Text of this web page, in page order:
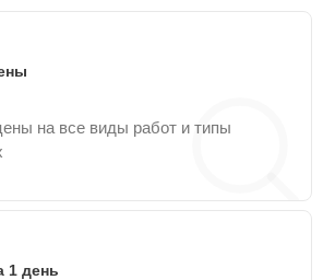
на все виды работ и типы
1 день